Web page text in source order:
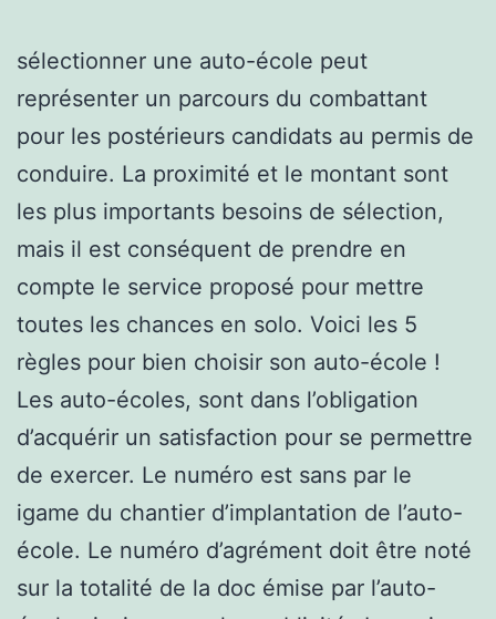
sélectionner une auto-école peut
représenter un parcours du combattant
pour les postérieurs candidats au permis de
conduire. La proximité et le montant sont
les plus importants besoins de sélection,
mais il est conséquent de prendre en
compte le service proposé pour mettre
toutes les chances en solo. Voici les 5
règles pour bien choisir son auto-école !
Les auto-écoles, sont dans l’obligation
d’acquérir un satisfaction pour se permettre
de exercer. Le numéro est sans par le
igame du chantier d’implantation de l’auto-
école. Le numéro d’agrément doit être noté
sur la totalité de la doc émise par l’auto-